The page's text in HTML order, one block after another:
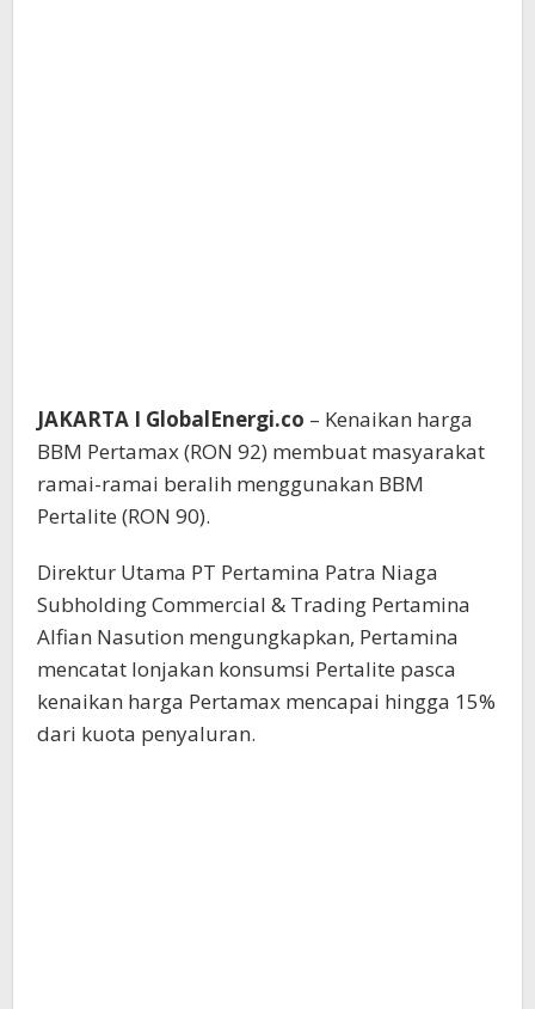
JAKARTA I GlobalEnergi.co – Kenaikan harga
BBM Pertamax (RON 92) membuat masyarakat
ramai-ramai beralih menggunakan BBM
Pertalite (RON 90).
Direktur Utama PT Pertamina Patra Niaga
Subholding Commercial & Trading Pertamina
Alfian Nasution mengungkapkan, Pertamina
mencatat lonjakan konsumsi Pertalite pasca
kenaikan harga Pertamax mencapai hingga 15%
dari kuota penyaluran.